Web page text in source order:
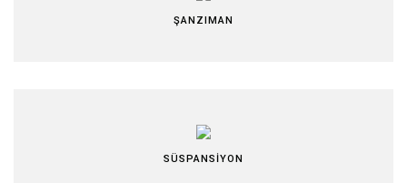
ŞANZIMAN
SÜSPANSİYON